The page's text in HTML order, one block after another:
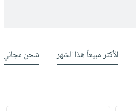
الأكثر مبيعاً هذا الشهر شحن مجاني